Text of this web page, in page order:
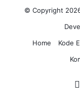
© Copyright
Home
Kode